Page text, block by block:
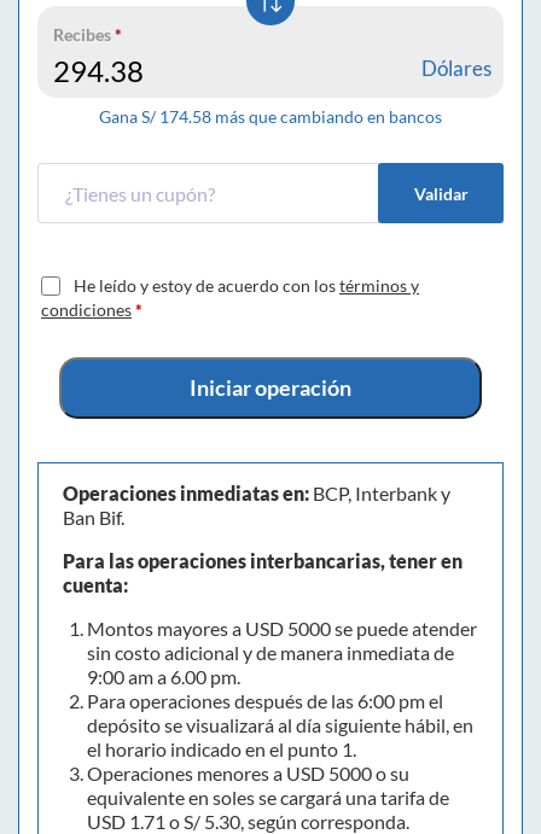
Recibes*
Dólares
Gana S/174.58 más que cambiando en bancos
Validar
He leído y estoy de acuerdo con lostérminos y
condiciones*
Iniciar operación
Operaciones inmediatas en: BCP, Interbank y
Ban Bif.
Para las operaciones interbancarias, tener en
cuenta:
Montos mayores a USD 5000 se puede atender
sin costo adicional y de manera inmediata de
9:00 am a 6.00 pm.
Para operaciones después de las 6:00 pm el
depósito se visualizará al día siguiente hábil, en
el horario indicado en el punto 1.
Operaciones menores a USD 5000 o su
equivalente en soles se cargará una tarifa de
USD 1.71 o S/ 5.30, según corresponda.